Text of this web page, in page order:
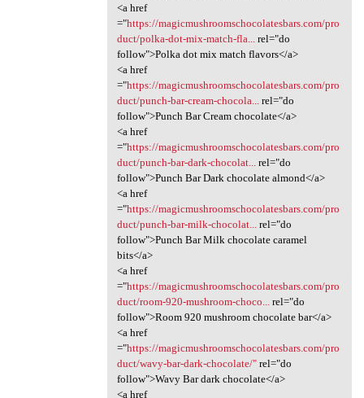
<a href
="https://magicmushroomschocolatesbars.com/pro
duct/polka-dot-mix-match-fla...
rel="do
follow">Polka dot mix match flavors</a>
<a href
="https://magicmushroomschocolatesbars.com/pro
duct/punch-bar-cream-chocola...
rel="do
follow">Punch Bar Cream chocolate</a>
<a href
="https://magicmushroomschocolatesbars.com/pro
duct/punch-bar-dark-chocolat...
rel="do
follow">Punch Bar Dark chocolate almond</a>
<a href
="https://magicmushroomschocolatesbars.com/pro
duct/punch-bar-milk-chocolat...
rel="do
follow">Punch Bar Milk chocolate caramel
bits</a>
<a href
="https://magicmushroomschocolatesbars.com/pro
duct/room-920-mushroom-choco...
rel="do
follow">Room 920 mushroom chocolate bar</a>
<a href
="https://magicmushroomschocolatesbars.com/pro
duct/wavy-bar-dark-chocolate/"rel="do
follow">Wavy Bar dark chocolate</a>
<a href